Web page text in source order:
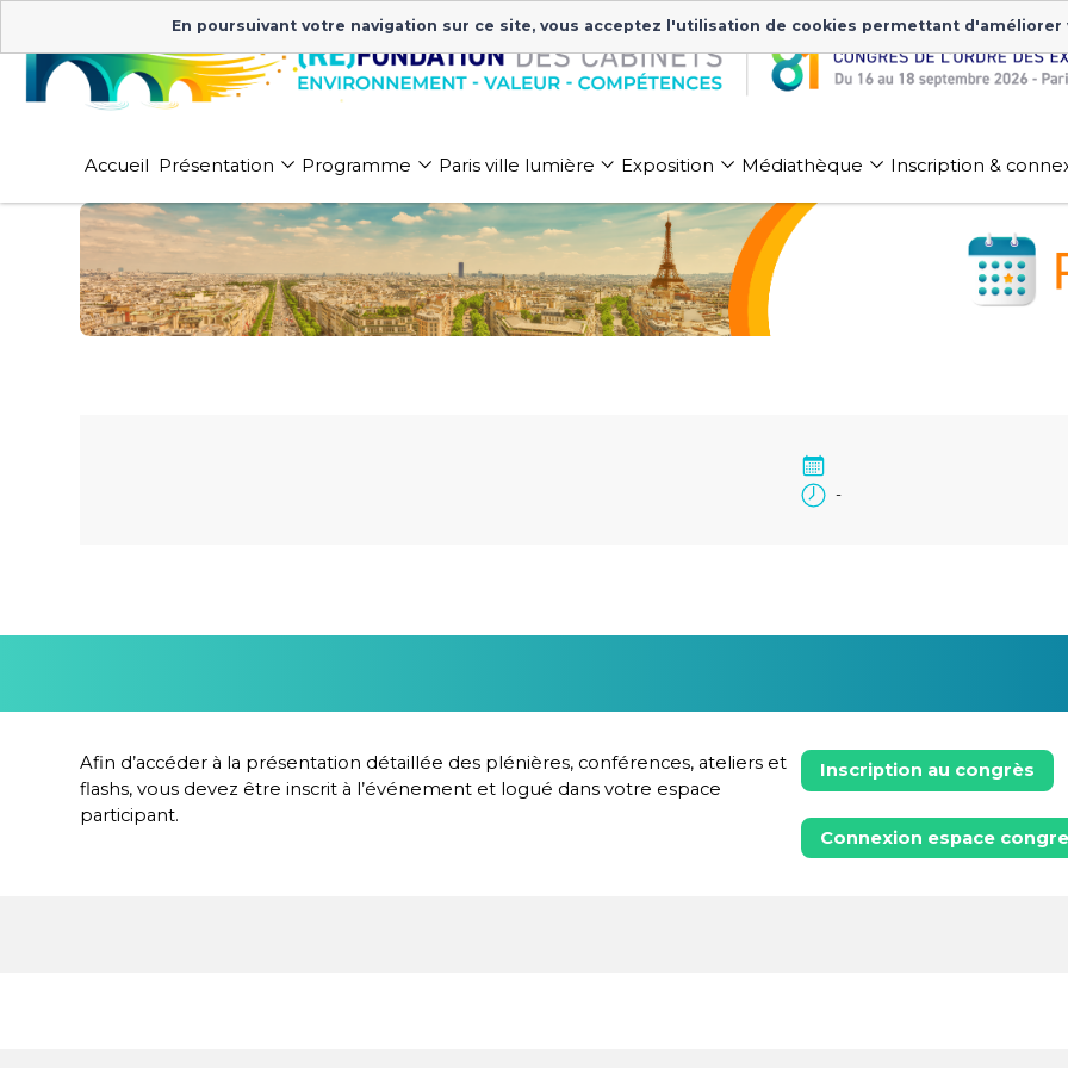
Accueil Présentation Programme Paris ville lumière Exposition Médiathèque Inscription &
-
Afin d’accéder à la présentation détaillée des plénières, conférences, ateliers et
flashs, vous devez être inscrit à l’événement et logué dans votre espace
participant.
Inscription au congrès
Connexion espace
En poursuivant votre navigation sur ce site, vous acceptez l'utilisation de cookies permettant